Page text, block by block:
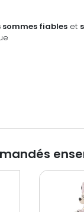
sommes fiables et